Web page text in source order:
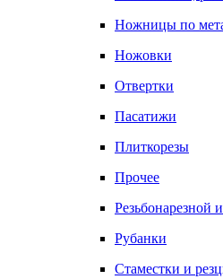
Ножницы по
Ножовки
Отвертки
Пасатижи
Плиткорезы
Прочее
Резьбонарезной
Рубанки
Стаместки и